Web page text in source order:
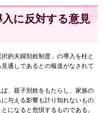
に反対する意見
的夫婦別姓制度」の導入を柱と
通しであるとの報道がなされて
、親子別姓をもたらし、家族の
与える影響も計り知れないもの
になると危惧するものである。